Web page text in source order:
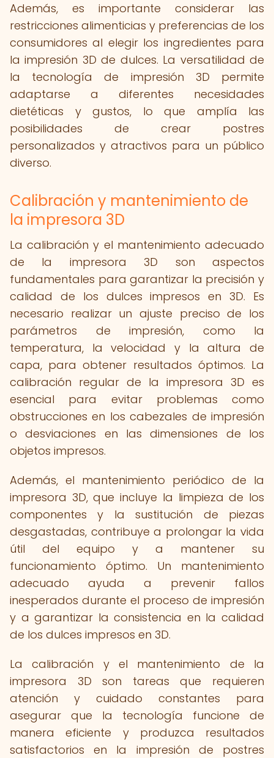
Además, es importante considerar las
restricciones alimenticias y preferencias de los
consumidores al elegir los ingredientes para
la impresión 3D de dulces. La versatilidad de
la tecnología de impresión 3D permite
adaptarse a diferentes necesidades
dietéticas y gustos, lo que amplía las
posibilidades de crear postres
personalizados y atractivos para un público
diverso.
Calibración y mantenimiento de
la impresora 3D
La calibración y el mantenimiento adecuado
de la impresora 3D son aspectos
fundamentales para garantizar la precisión y
calidad de los dulces impresos en 3D. Es
necesario realizar un ajuste preciso de los
parámetros de impresión, como la
temperatura, la velocidad y la altura de
capa, para obtener resultados óptimos. La
calibración regular de la impresora 3D es
esencial para evitar problemas como
obstrucciones en los cabezales de impresión
o desviaciones en las dimensiones de los
objetos impresos.
Además, el mantenimiento periódico de la
impresora 3D, que incluye la limpieza de los
componentes y la sustitución de piezas
desgastadas, contribuye a prolongar la vida
útil del equipo y a mantener su
funcionamiento óptimo. Un mantenimiento
adecuado ayuda a prevenir fallos
inesperados durante el proceso de impresión
y a garantizar la consistencia en la calidad
de los dulces impresos en 3D.
La calibración y el mantenimiento de la
impresora 3D son tareas que requieren
atención y cuidado constantes para
asegurar que la tecnología funcione de
manera eficiente y produzca resultados
satisfactorios en la impresión de postres